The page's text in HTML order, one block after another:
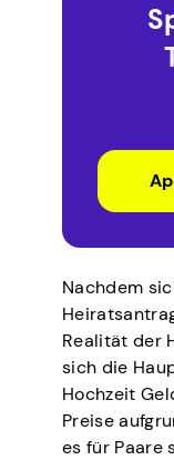
Nachdem
Realität der
sich die
Hochzeit
Preise
es für Paare